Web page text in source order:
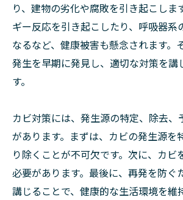
り、建物の劣化や腐敗を引き起こしま
ギー反応を引き起こしたり、呼吸器系
なるなど、健康被害も懸念されます。
発生を早期に発見し、適切な対策を講
す。
カビ対策には、発生源の特定、除去、
があります。まずは、カビの発生源を
り除くことが不可欠です。次に、カビ
必要があります。最後に、再発を防ぐ
講じることで、健康的な生活環境を維